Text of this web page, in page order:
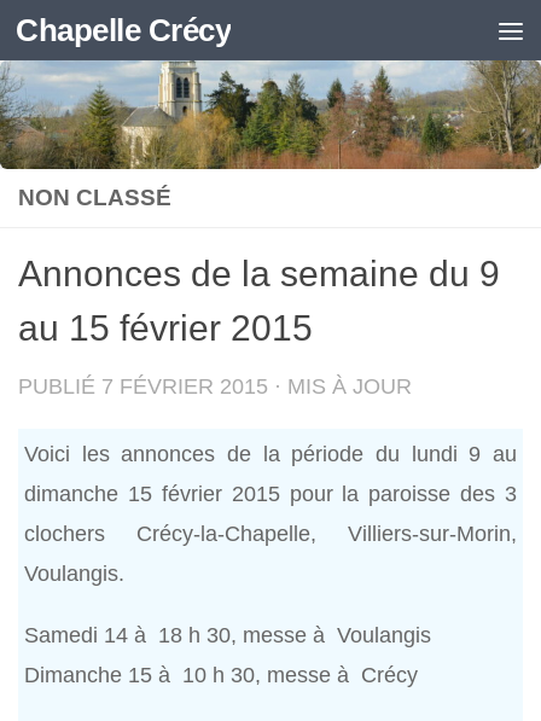
Skip to content
Chapelle Crécy
NON CLASSÉ
Annonces de la semaine du 9
au 15 février 2015
PUBLIÉ 7 FÉVRIER 2015 · MIS À JOUR
Voici les annonces de la période du lundi 9 au
dimanche 15 février 2015 pour la paroisse des 3
clochers Crécy-la-Chapelle, Villiers-sur-Morin,
Voulangis.
Samedi 14 à 18 h 30, messe à Voulangis
Dimanche 15 à 10 h 30, messe à Crécy